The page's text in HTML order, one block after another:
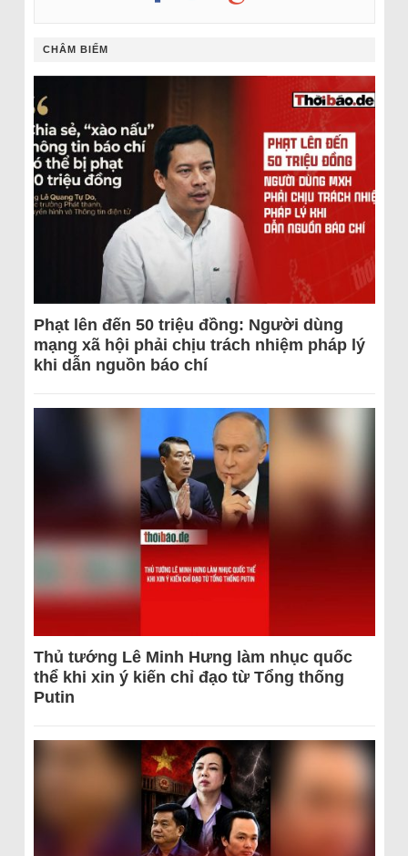
CHÂM BIẾM
Phạt lên đến 50 triệu đồng: Người dùng
mạng xã hội phải chịu trách nhiệm pháp lý
khi dẫn nguồn báo chí
Thủ tướng Lê Minh Hưng làm nhục quốc
thể khi xin ý kiến chỉ đạo từ Tổng thống
Putin